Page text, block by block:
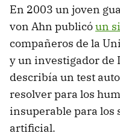
En 2003 un joven
von Ahn publicóun
compañeros de la
y un investigador de
describía un test
resolver para los
insuperable para los
artificial.